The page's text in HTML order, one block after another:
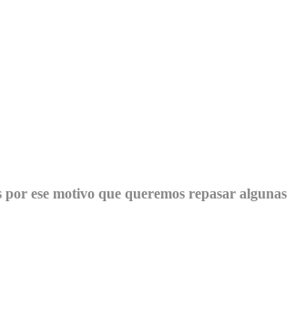
ese motivo que queremos repasar algunas